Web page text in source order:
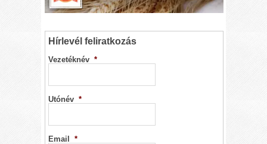
Hírlevél feliratkozás
Vezetéknév *
Utónév *
Email *